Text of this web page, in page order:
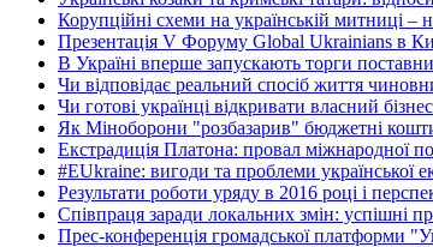
Корупційні схеми на українській митниці –
Презентація V Форуму Global Ukrainians в
В Україні вперше запускають торги
Чи відповідає реальний спосіб життя
Чи готові українці відкривати власний
Як Міноборони "розбазарив" бюджетні
Екстрадиція Платона: провал міжнародної
#EUkraine: вигоди та проблеми української
Результати роботи уряду в 2016 році і
Співпраця заради локальних змін: успішні
Прес-конференція громадської платформи